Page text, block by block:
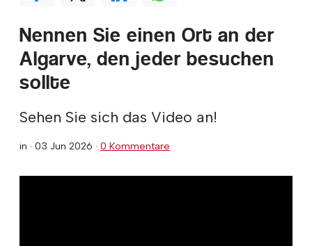
Nennen Sie einen Ort an der
Algarve, den jeder besuchen
sollte
Sehen Sie sich das Video an!
in · 03 Jun 2026 · 0 Kommentare